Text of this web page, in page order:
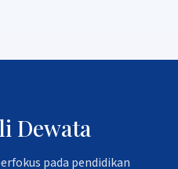
Dewata
pada pendidikan